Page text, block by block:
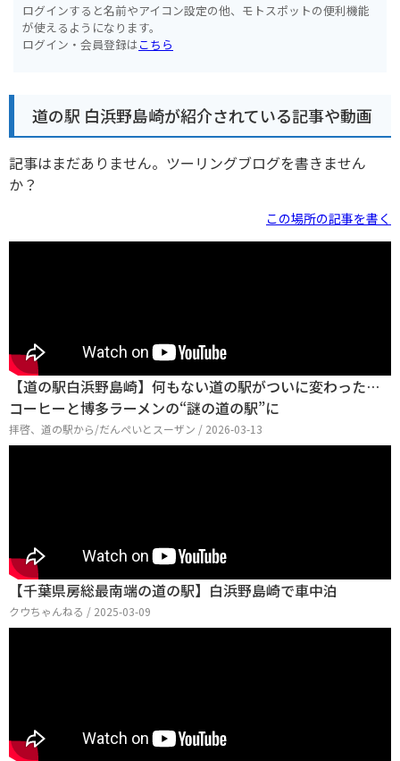
ログインすると名前やアイコン設定の他、モトスポットの便利機能
が使えるようになります。
ログイン・会員登録はこちら
道の駅 白浜野島崎が紹介されている記事や動画
記事はまだありません。ツーリングブログを書きません
か？
この場所の記事を書く
【道の駅白浜野島崎】何もない道の駅がついに変わった…
コーヒーと博多ラーメンの“謎の道の駅”に
拝啓、道の駅から/だんぺいとスーザン / 2026-03-13
【千葉県房総最南端の道の駅】白浜野島崎で車中泊
クウちゃんねる / 2025-03-09